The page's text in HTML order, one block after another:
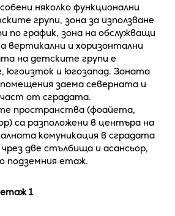
няколко функционални
групи, зона за използване
по график, зона на обслужващи
вертикални и хоризонтални
на детските групи е
югоизток и югозапад. Зоната
заема северната и
от сградата.
пространства (фоайета,
са разположени в центъра на
комуникация в сградата
две стълбища и асансьор,
подземния етаж.
1